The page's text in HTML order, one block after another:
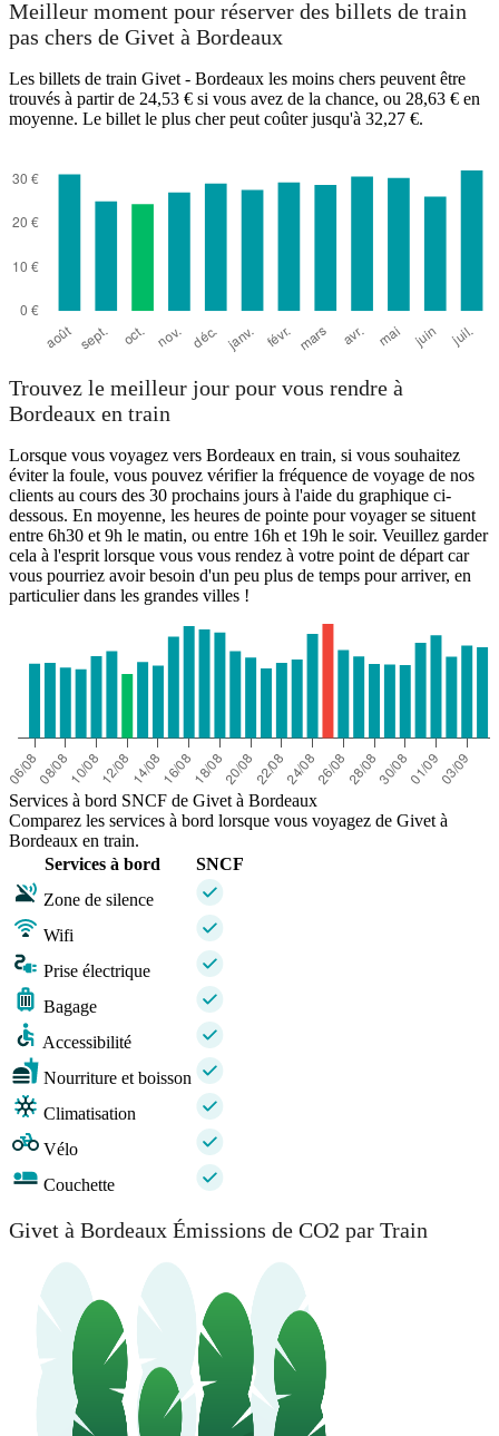
Meilleur moment pour réserver des billets de train
pas chers de Givet à Bordeaux
Les billets de train Givet - Bordeaux les moins chers peuvent être
trouvés à partir de 24,53 € si vous avez de la chance, ou 28,63 € en
moyenne. Le billet le plus cher peut coûter jusqu'à 32,27 €.
Trouvez le meilleur jour pour vous rendre à
Bordeaux en train
Lorsque vous voyagez vers Bordeaux en train, si vous souhaitez
éviter la foule, vous pouvez vérifier la fréquence de voyage de nos
clients au cours des 30 prochains jours à l'aide du graphique ci-
dessous. En moyenne, les heures de pointe pour voyager se situent
entre 6h30 et 9h le matin, ou entre 16h et 19h le soir. Veuillez garder
cela à l'esprit lorsque vous vous rendez à votre point de départ car
vous pourriez avoir besoin d'un peu plus de temps pour arriver, en
particulier dans les grandes villes !
Services à bord SNCF de Givet à Bordeaux
Comparez les services à bord lorsque vous voyagez de Givet à
Bordeaux en train.
Services à bord
SNCF
Zone de silence
Wifi
Prise électrique
Bagage
Accessibilité
Nourriture et boisson
Climatisation
Vélo
Couchette
Givet à Bordeaux Émissions de CO2 par Train